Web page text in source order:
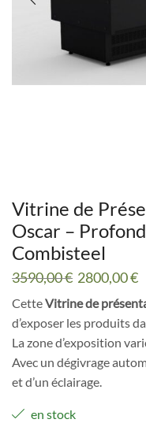
Vitrine de
Oscar –
Combisteel
3590,00€ Le
initial
était :
3590,00 €.
2800,00€Le
CetteVitrine de
d’exposer les produits
La zone d’exposition
Avec un dégivrage
et d’un éclairage.
en stock